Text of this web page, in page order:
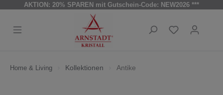
AKTION: 20% SPAREN mit Gutschein-Code: NEW2026 ***
Home & Living Kollektionen Antike